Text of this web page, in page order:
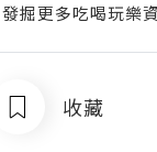
掘更多吃喝玩樂資
收藏